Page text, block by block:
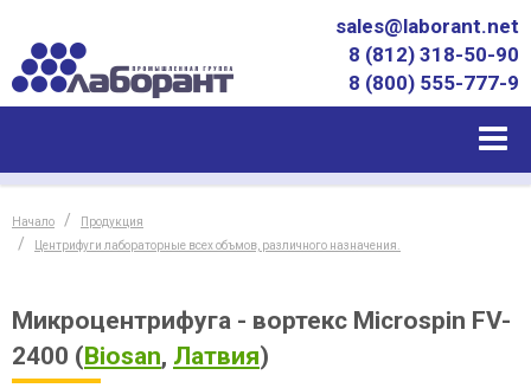
sales@laborant.net
8 (812) 318-50-90
8 (800) 555-777-9
Начало
Продукция
Центрифуги лабораторные всех объмов, различного назначения.
Микроцентрифуга - вортекс Microspin FV-
2400 (Biosan, Латвия)